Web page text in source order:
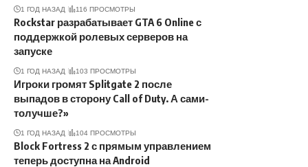
1 ГОД НАЗАД 116 ПРОСМОТРЫ
Rockstar разрабатывает GTA 6 Online с
поддержкой ролевых серверов на
запуске
1 ГОД НАЗАД 103 ПРОСМОТРЫ
Игроки громят Splitgate 2 после
выпадов в сторону Call of Duty. А сами-
толучше?»
1 ГОД НАЗАД 104 ПРОСМОТРЫ
Block Fortress 2 с прямым управлением
теперь доступна на Android